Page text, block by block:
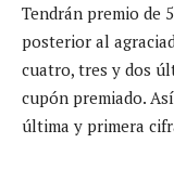
Tendrán premio de
posterior al
cuatro, tres y dos
cupón premiado.
última y primera